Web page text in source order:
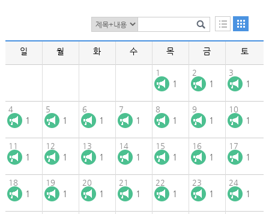
일 월 화 수 목 금 토
1
1
2
1
3
1
4
1
5
1
6
1
7
1
8
1
9
1
10
1
11
1
12
1
13
1
14
1
15
1
16
1
17
1
18
1
19
1
20
1
21
1
22
1
23
1
24
1